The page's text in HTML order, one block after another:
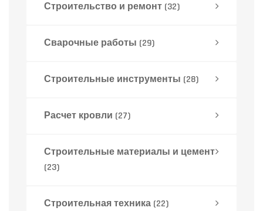
Строительство и ремонт (32)
Сварочные работы (29)
Строительные инструменты (28)
Расчет кровли (27)
Строительные материалы и цемент
(23)
Строительная техника (22)